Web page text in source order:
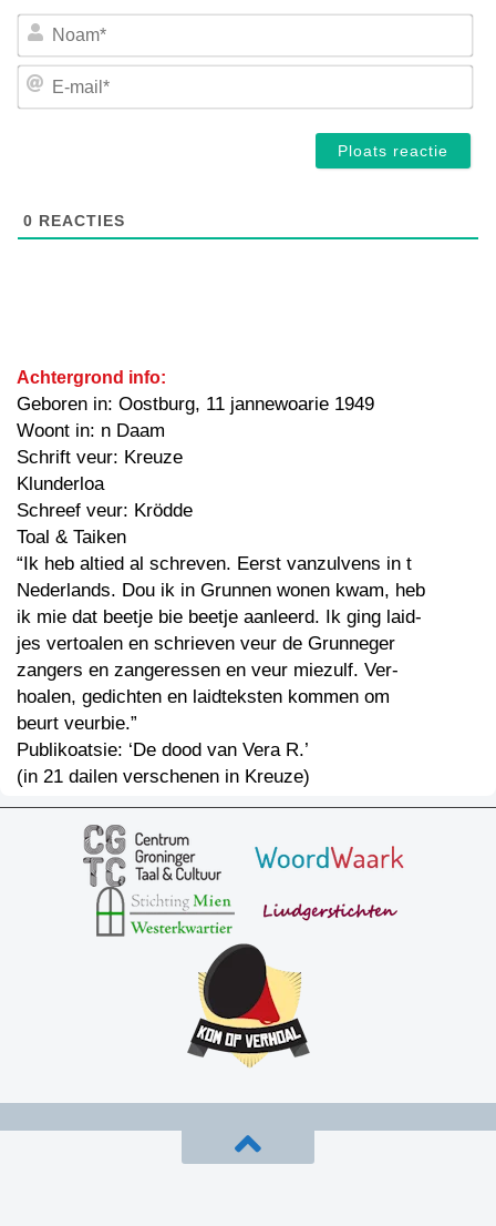
E-
0 REACTIES
Achtergrond info:
Geboren in: Oostburg, 11 jannewoarie 1949
Woont in: n Daam
Schrift veur: Kreuze
Klunderloa
Schreef veur: Krödde
Toal & Taiken
“Ik heb altied al schreven. Eerst vanzulvens in t
Nederlands. Dou ik in Grunnen wonen kwam, heb
ik mie dat beetje bie beetje aanleerd. Ik ging laid-
jes vertoalen en schrieven veur de Grunneger
zangers en zangeressen en veur miezulf. Ver-
hoalen, gedichten en laidteksten kommen om
beurt veurbie.”
Publikoatsie: ‘De dood van Vera R.’
(in 21 dailen verschenen in Kreuze)